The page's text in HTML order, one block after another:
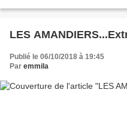
LES
Publié le 06/10/2018 à 19:45
Par emmila